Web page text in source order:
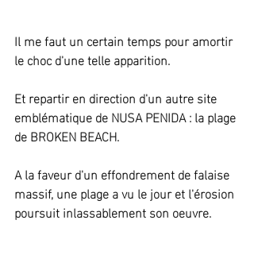
Il me faut un certain temps pour amortir
le choc d'une telle apparition.
Et repartir en direction d'un autre site
emblématique de NUSA PENIDA : la plage
de BROKEN BEACH.
A la faveur d'un effondrement de falaise
massif, une plage a vu le jour et l'érosion
poursuit inlassablement son oeuvre.